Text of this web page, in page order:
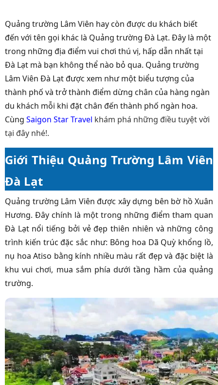
Quảng trường Lâm Viên hay còn được du khách biết
đến với tên gọi khác là Quảng trường Đà Lạt. Đây là một
trong những địa điểm vui chơi thú vị, hấp dẫn nhất tại
Đà Lạt mà bạn không thể nào bỏ qua. Quảng trường
Lâm Viên Đà Lạt được xem như một biểu tượng của
thành phố và trở thành điểm dừng chân của hàng ngàn
du khách mỗi khi đặt chân đến thành phố ngàn hoa.
Cùng Saigon Star Travel khám phá những điều tuyệt vời
tại đây nhé!.
Giới Thiệu Quảng Trường Lâm Viên
Đà Lạt
Quảng trường Lâm Viên được xây dựng bên bờ hồ Xuân
Hương. Đây chính là một trong những điểm tham quan
Đà Lạt nổi tiếng bởi vẻ đẹp thiên nhiên và những công
trình kiến trúc đặc sắc như: Bông hoa Dã Quỳ khổng lồ,
nụ hoa Atiso bằng kính nhiều màu rất đẹp và đặc biệt là
khu vui chơi, mua sắm phía dưới tầng hầm của quảng
trường.